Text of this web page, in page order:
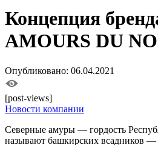
Концепция
AMOURS DU
Опубликовано: 06.04.2021
[post-views]
Новости компании
Северные амуры — гордость
называют башкирских всадников —